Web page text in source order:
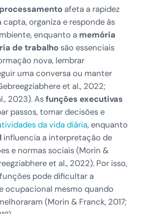
afeta a rapidez
organiza e responde às
enquanto a memória
de trabalhosão essenciais
nova, lembrar
uma conversa ou manter
et al., 2022;
2023). Asfunções executivas
passos, tomar decisões e
da vida diária, enquanto
influencia a interpretação de
e normas sociais (Morin &
et al., 2022). Por isso,
pode dificultar a
ocupacional mesmo quando
(Morin & Franck, 2017;